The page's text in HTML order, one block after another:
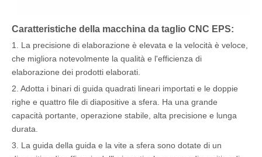
Caratteristiche della macchina da taglio CNC EPS:
1. La precisione di elaborazione è elevata e la velocità è veloce,
che migliora notevolmente la qualità e l'efficienza di
elaborazione dei prodotti elaborati.
2. Adotta i binari di guida quadrati lineari importati e le doppie
righe e quattro file di diapositive a sfera. Ha una grande
capacità portante, operazione stabile, alta precisione e lunga
durata.
3. La guida della guida e la vite a sfera sono dotate di un